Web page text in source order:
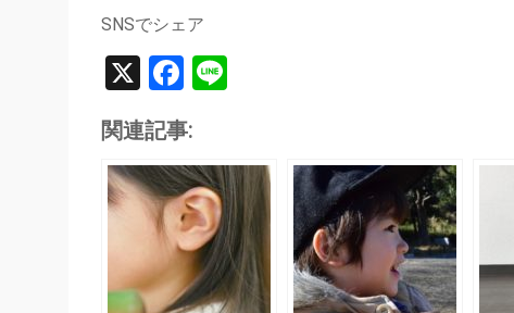
SNSでシェア
X Facebook
関連記事: